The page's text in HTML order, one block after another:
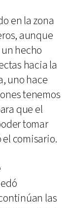
en la zona
aunque
hecho
hacia la
uno hace
tenemos
que el
tomar
comisario.
las